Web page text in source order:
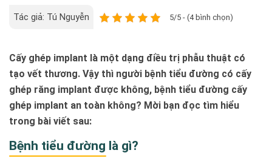
Tác giả: Tú Nguyễn 5/5 - (4 bình chọn)
Cấy ghép implant là một dạng điều trị phẫu thuật có
tạo vết thương. Vậy thì người bệnh tiểu đường có cấy
ghép răng implant được không, bệnh tiểu đường cấy
ghép implant an toàn không? Mời bạn đọc tìm hiểu
trong bài viết sau:
Bệnh tiểu đường là gì?